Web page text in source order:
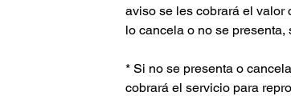
aviso se les cobrará el valor
lo cancela o no se
* Si no se presenta o
cobrará el servicio para